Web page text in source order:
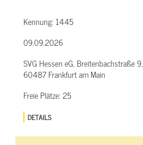
Kennung: 1445
09.09.2026
SVG Hessen eG, Breitenbachstraße 9,
60487 Frankfurt am Main
Freie Plätze:25
DETAILS